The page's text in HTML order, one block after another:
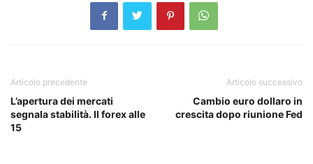
Articolo precedente
L’apertura dei mercati
segnala stabilità. Il forex alle
15
Articolo successivo
Cambio euro dollaro in
crescita dopo riunione Fed